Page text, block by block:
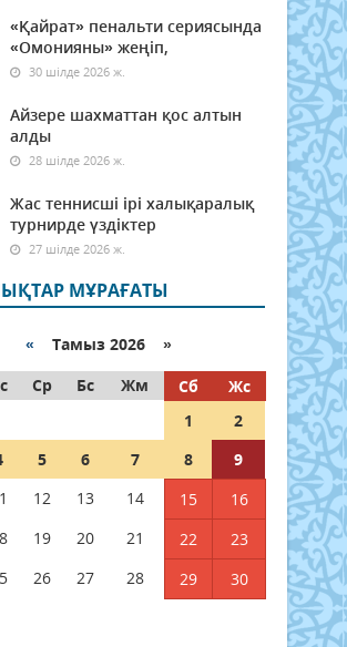
«Қайрат» пенальти сериясында
«Омонияны» жеңіп,
30 шілде 2026 ж.
Айзере шахматтан қос алтын
алды
28 шілде 2026 ж.
Жас теннисші ірі халықаралық
турнирде үздіктер
27 шілде 2026 ж.
МҰРАҒАТЫ
« Тамыз 2026 »
Ср Бс Жм Сб
Жс
1
2
5 6 7 8
9
12 13 14 15
16
19 20 21 22
23
26 27 28 29
30